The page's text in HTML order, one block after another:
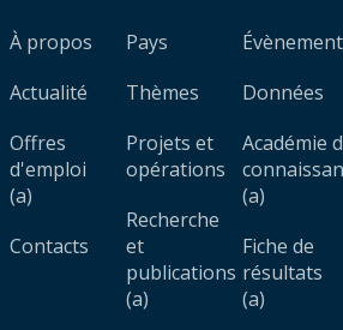
À propos
Actualité
Offres
d'emploi
(a)
Contacts
Pays
Thèmes
Projets et
opérations
Recherche
et
publications
(a)
Données
Académie
(a)
Fiche de
résultats
(a)